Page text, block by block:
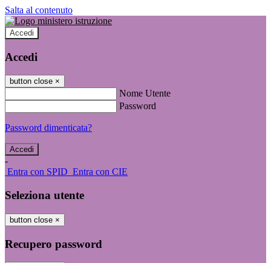
Salta al contenuto
Accedi
Accedi
button close ×
Nome Utente
Password
Password dimenticata?
-
Entra con SPID Entra con CIE
Seleziona utente
button close ×
Recupero password